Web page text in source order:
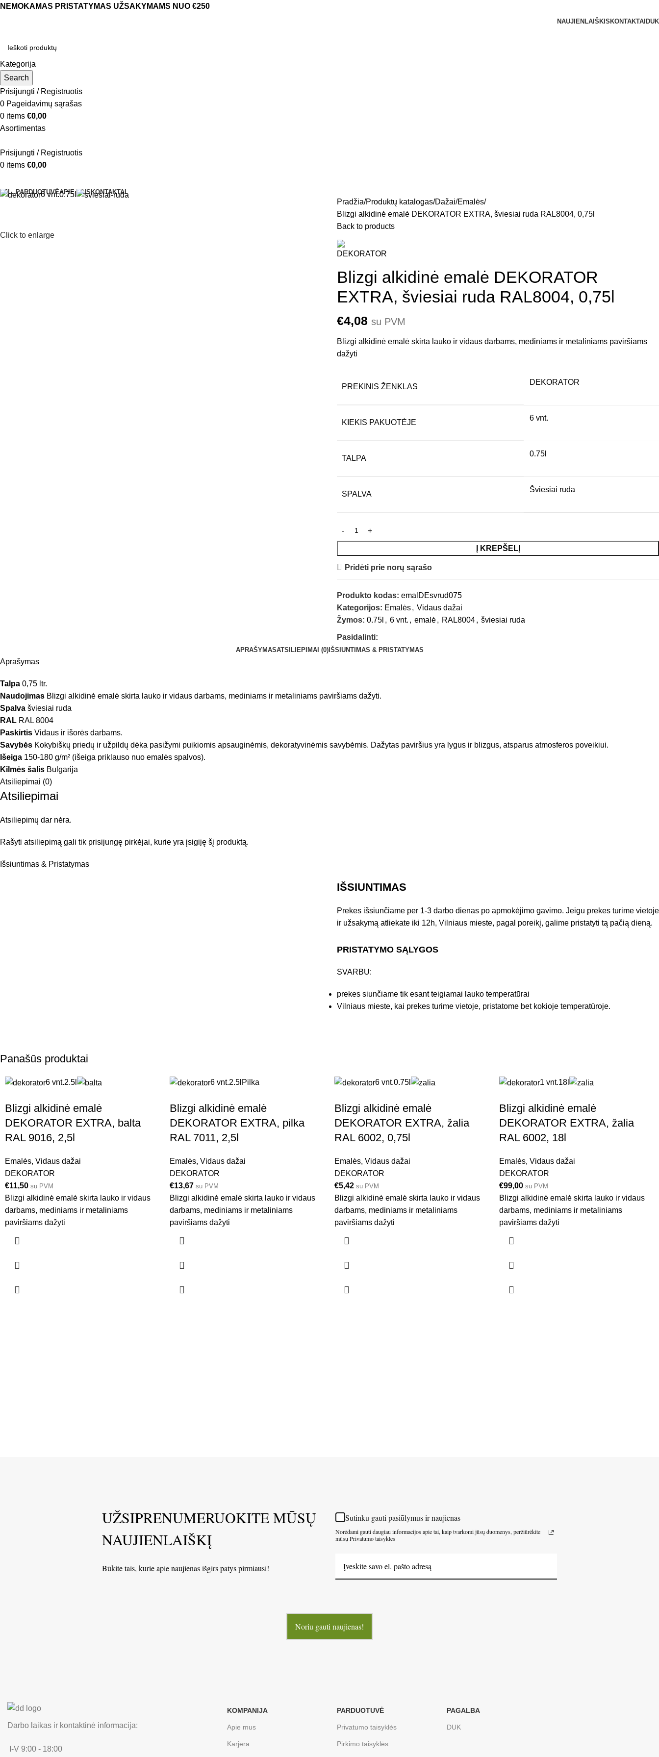
NEMOKAMAS PRISTATYMAS UŽSAKYMAMS NUO €250
NAUJIENLAIŠKISKONTAKTAIDUK
Kategorija
Search
Prisijungti / Registruotis
0 Pageidavimų sąrašas
0 items €0,00
Asortimentas
Prisijungti / Registruotis
0 items €0,00
EL. PARDUOTUVĖAPIE MUSKONTAKTAI
6 vnt.0.75l
Click to enlarge
Pradžia Produktų katalogas Dažai Emalės
Blizgi alkidinė emalė DEKORATOR EXTRA, šviesiai ruda RAL8004, 0,75l
Back to products
Blizgi alkidinė emalė DEKORATOR
EXTRA, šviesiai ruda RAL8004, 0,75l
€4,08 su PVM
Blizgi alkidinė emalė skirta lauko ir vidaus darbams, mediniams ir metaliniams paviršiams
dažyti
PREKINIS ŽENKLAS
DEKORATOR
KIEKIS PAKUOTĖJE
6 vnt.
TALPA
0.75l
SPALVA
Šviesiai ruda
Į KREPŠELĮ
Pridėti prie norų sąrašo
Produkto kodas: emalDEsvrud075
Kategorijos: Emalės, Vidaus dažai
Žymos: 0.75l , 6 vnt. , emalė, RAL8004, šviesiai ruda
Pasidalinti:
APRAŠYMASATSILIEPIMAI (0)IŠSIUNTIMAS & PRISTATYMAS
Aprašymas
Talpa 0,75 ltr.
Naudojimas Blizgi alkidinė emalė skirta lauko ir vidaus darbams, mediniams ir metaliniams paviršiams dažyti.
Spalva šviesiai ruda
RAL RAL 8004
Paskirtis Vidaus ir išorės darbams.
Savybės Kokybiškų priedų ir užpildų dėka pasižymi puikiomis apsauginėmis, dekoratyvinėmis savybėmis. Dažytas paviršius yra lygus ir blizgus, atsparus atmosferos poveikiui.
Išeiga 150-180 g/m² (išeiga priklauso nuo emalės spalvos).
Kilmės šalis Bulgarija
Atsiliepimai (0)
Atsiliepimai
Atsiliepimų dar nėra.
Rašyti atsiliepimą gali tik prisijungę pirkėjai, kurie yra įsigiję šį produktą.
Išsiuntimas & Pristatymas
IŠSIUNTIMAS
Prekes išsiunčiame per 1-3 darbo dienas po apmokėjimo gavimo. Jeigu prekes turime vietoje
ir užsakymą atliekate iki 12h, Vilniaus mieste, pagal poreikį, galime pristatyti tą pačią dieną.
PRISTATYMO SĄLYGOS
SVARBU:
prekes siunčiame tik esant teigiamai lauko temperatūrai
Vilniaus mieste, kai prekes turime vietoje, pristatome bet kokioje temperatūroje.
Panašūs produktai
6 vnt.2.5l
Blizgi alkidinė emalė
DEKORATOR EXTRA, balta
RAL 9016, 2,5l
Emalės, Vidaus dažai
DEKORATOR
€11,50 su PVM
Blizgi alkidinė emalė skirta lauko ir vidaus
darbams, mediniams ir metaliniams
paviršiams dažyti
6 vnt.2.5l Pilka
Blizgi alkidinė emalė
DEKORATOR EXTRA, pilka
RAL 7011, 2,5l
Emalės, Vidaus dažai
DEKORATOR
€13,67 su PVM
Blizgi alkidinė emalė skirta lauko ir vidaus
darbams, mediniams ir metaliniams
paviršiams dažyti
6 vnt.0.75l
Blizgi alkidinė emalė
DEKORATOR EXTRA, žalia
RAL 6002, 0,75l
Emalės, Vidaus dažai
DEKORATOR
€5,42 su PVM
Blizgi alkidinė emalė skirta lauko ir vidaus
darbams, mediniams ir metaliniams
paviršiams dažyti
1 vnt.18l
Blizgi alkidinė emalė
DEKORATOR EXTRA, žalia
RAL 6002, 18l
Emalės, Vidaus dažai
DEKORATOR
€99,00 su PVM
Blizgi alkidinė emalė skirta lauko ir vidaus
darbams, mediniams ir metaliniams
paviršiams dažyti
UŽSIPRENUMERUOKITE MŪSŲ
NAUJIENLAIŠKĮ
Būkite tais, kurie apie naujienas išgirs patys pirmiausi!
Sutinku gauti pasiūlymus ir naujienas
Norėdami gauti daugiau informacijos apie tai, kaip tvarkomi jūsų duomenys, peržiūrėkite
mūsų Privatumo taisykles
Noriu gauti naujienas!
Darbo laikas ir kontaktinė informacija:
I-V 9:00 - 18:00
KOMPANIJA
Apie mus
Karjera
PARDUOTUVĖ
Privatumo taisyklės
Pirkimo taisyklės
PAGALBA
DUK